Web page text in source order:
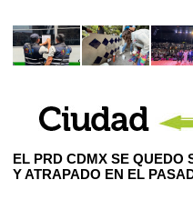
EL PRD CDMX SE QUEDO
Y ATRAPADO EN EL